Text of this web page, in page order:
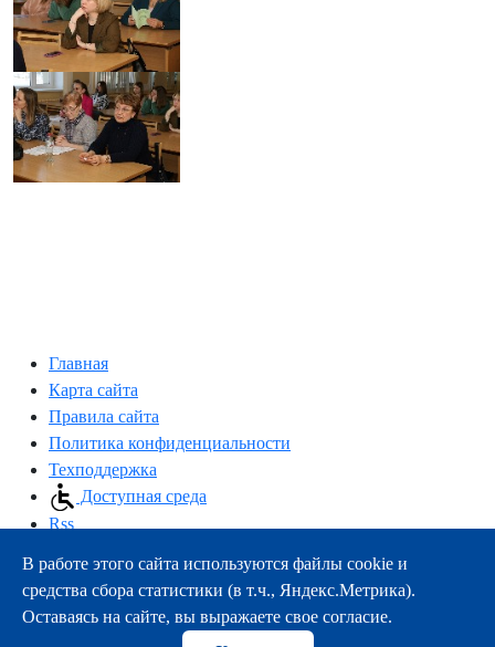
Главная
Карта сайта
Правила сайта
Политика конфиденциальности
Техподдержка
Доступная среда
Rss
163000, г.Архангельск, пр-т Троицкий, 51
тел.:+7 (8182) 21-11-63
e-mail:info@nsmu.ru
В работе этого сайта используются файлы cookie и
средства сбора статистики (в т.ч., Яндекс.Метрика).
Оставаясь на сайте, вы выражаете свое согласие.